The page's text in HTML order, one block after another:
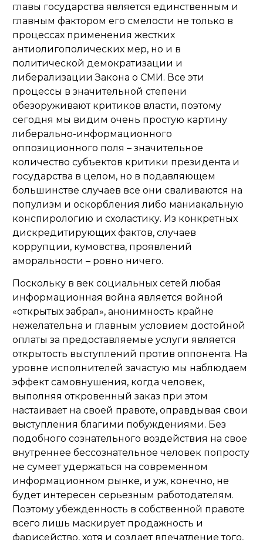
главы государства является единственным и
главным фактором его смелости не только в
процессах применения жестких
антиолигополических мер, но и в
политической демократизации и
либерализации Закона о СМИ. Все эти
процессы в значительной степени
обезоруживают критиков власти, поэтому
сегодня мы видим очень простую картину
либерально-информационного
оппозиционного поля – значительное
количество субъектов критики президента и
государства в целом, но в подавляющем
большинстве случаев все они сваливаются на
популизм и оскорбления либо маниакальную
конспирологию и схоластику. Из конкретных
дискредитирующих фактов, случаев
коррупции, кумовства, проявлений
аморальности – ровно ничего.
Поскольку в век социальных сетей любая
информационная война является войной
«открытых забрал», анонимность крайне
нежелательна и главным условием достойной
оплаты за предоставляемые услуги является
открытость выступлений против оппонента. На
уровне исполнителей зачастую мы наблюдаем
эффект самовнушения, когда человек,
выполняя откровенный заказ при этом
настаивает на своей правоте, оправдывая свои
выступления благими побуждениями. Без
подобного сознательного воздействия на свое
внутреннее бессознательное человек попросту
не сумеет удержаться на современном
информационном рынке, и уж, конечно, не
будет интересен серьезным работодателям.
Поэтому убежденность в собственной правоте
всего лишь маскирует продажность и
фарисейство, хотя и создает впечатление того,